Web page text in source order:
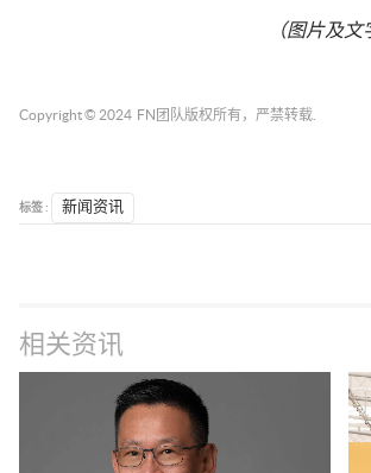
（图片及文
Copyright © 2024 FN团队 版权所有，严禁转载.
标签 : 新闻资讯
相关资讯